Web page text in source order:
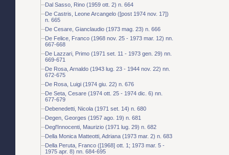
Dal Sasso, Rino (1959 ott. 2) n. 664
De Castris, Leone Arcangelo ([post 1974 nov. 17])
n. 665
De Cesare, Gianclaudio (1973 mag. 23) n. 666
De Felice, Franco (1968 nov. 25 - 1973 mar. 12) nn.
667-668
De Lazzari, Primo (1971 set. 11 - 1973 gen. 29) nn.
669-671
De Rosa, Arnaldo (1943 lug. 23 - 1944 nov. 22) nn.
672-675
De Rosa, Luigi (1974 giu. 22) n. 676
De Seta, Cesare (1974 ott. 25 - 1974 dic. 6) nn.
677-679
Debenedetti, Nicola (1971 set. 14) n. 680
Degen, Georges (1957 ago. 19) n. 681
Degl'Innocenti, Maurizio (1971 lug. 29) n. 682
Della Monica Matteotti, Adriana (1973 mar. 2) n. 683
Della Peruta, Franco ([1968] ott. 1; 1973 mar. 5 -
1975 apr. 8) nn. 684-695